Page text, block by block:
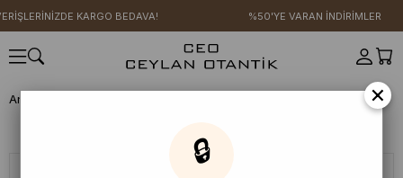
KARGO BEDAVA! %50'YE VARAN İNDİRİMLER
Anasayfa
Şapka
×
🔒